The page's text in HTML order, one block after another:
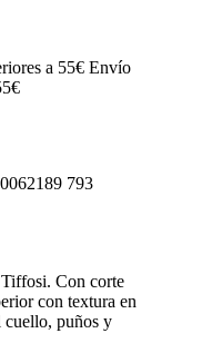
Envío
793
Tiffosi. Con corte
con textura en
cuello, puños y